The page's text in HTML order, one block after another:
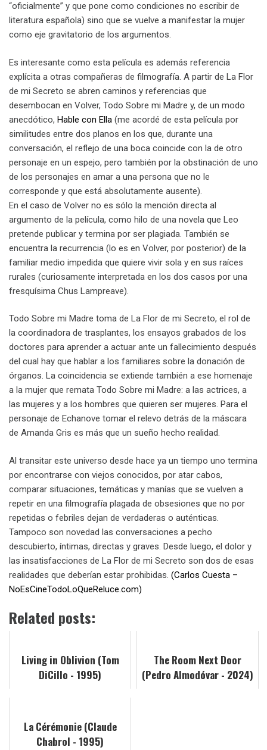
“oficialmente” y que pone como condiciones no escribir de
literatura española) sino que se vuelve a manifestar la mujer
como eje gravitatorio de los argumentos.
Es interesante como esta película es además referencia
explícita a otras compañeras de filmografía. A partir de La Flor
de mi Secreto se abren caminos y referencias que
desembocan en Volver, Todo Sobre mi Madre y, de un modo
anecdótico, Hable con Ella (me acordé de esta película por
similitudes entre dos planos en los que, durante una
conversación, el reflejo de una boca coincide con la de otro
personaje en un espejo, pero también por la obstinación de uno
de los personajes en amar a una persona que no le
corresponde y que está absolutamente ausente).
En el caso de Volver no es sólo la mención directa al
argumento de la película, como hilo de una novela que Leo
pretende publicar y termina por ser plagiada. También se
encuentra la recurrencia (lo es en Volver, por posterior) de la
familiar medio impedida que quiere vivir sola y en sus raíces
rurales (curiosamente interpretada en los dos casos por una
fresquísima Chus Lampreave).
Todo Sobre mi Madre toma de La Flor de mi Secreto, el rol de
la coordinadora de trasplantes, los ensayos grabados de los
doctores para aprender a actuar ante un fallecimiento después
del cual hay que hablar a los familiares sobre la donación de
órganos. La coincidencia se extiende también a ese homenaje
a la mujer que remata Todo Sobre mi Madre: a las actrices, a
las mujeres y a los hombres que quieren ser mujeres. Para el
personaje de Echanove tomar el relevo detrás de la máscara
de Amanda Gris es más que un sueño hecho realidad.
Al transitar este universo desde hace ya un tiempo uno termina
por encontrarse con viejos conocidos, por atar cabos,
comparar situaciones, temáticas y manías que se vuelven a
repetir en una filmografía plagada de obsesiones que no por
repetidas o febriles dejan de verdaderas o auténticas.
Tampoco son novedad las conversaciones a pecho
descubierto, íntimas, directas y graves. Desde luego, el dolor y
las insatisfacciones de La Flor de mi Secreto son dos de esas
realidades que deberían estar prohibidas. (Carlos Cuesta –
NoEsCineTodoLoQueReluce.com)
Related posts:
Living in Oblivion (Tom
DiCillo - 1995)
The Room Next Door
(Pedro Almodóvar - 2024)
La Cérémonie (Claude
Chabrol - 1995)